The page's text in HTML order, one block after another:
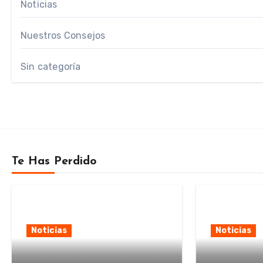
Noticias
Nuestros Consejos
Sin categoría
Te Has Perdido
Noticias Noticias